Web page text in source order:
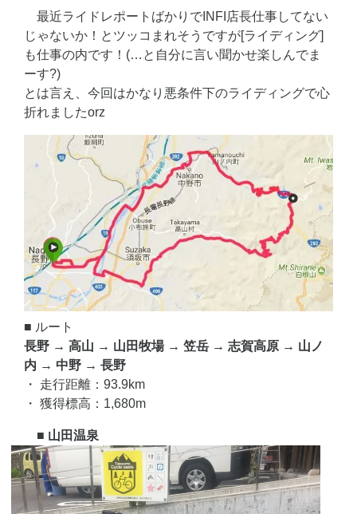
最近ライドレポートばかりでINFI店長仕事してない
じゃないか！とツッコまれそうですが[ライディング]
も仕事の内です！(…と自分に言い聞かせ楽しんでま
ーす?)
とは言え、今回はかなり悪条件下のライディングで心
折れましたorz
■ ルート
長野 → 高山 → 山田牧場 → 笠岳 → 志賀高原 → 山ノ
内 → 中野 → 長野
・ 走行距離：93.9km
・ 獲得標高：1,680m
■ 山田温泉